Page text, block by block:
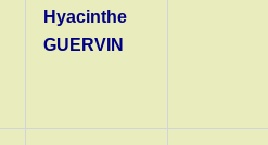
Hyacinthe
GUERVIN